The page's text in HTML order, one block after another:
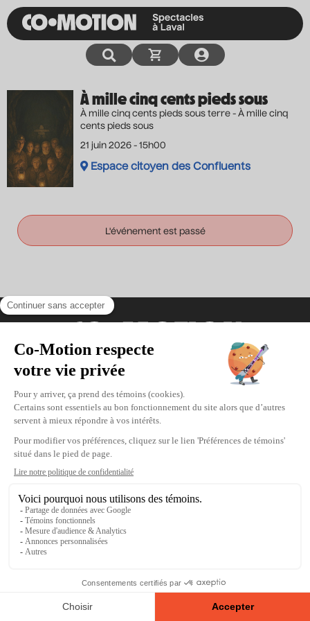
À mille cinq cents pieds sous
À mille cinq cents pieds sous terre - À mille cinq
cents pieds sous
21 juin 2026 - 15h00
Espace citoyen des Confluents
L'événement est passé
Coordonnées
475, boul. de l’Avenir, Laval, Québec, H7N
5H9
Téléphone : 1-450-667-2040
Courriel :info@co-motion.ca
À propos de Co-Motion
Nous joindre
Politique d'achat
Modifier vos préférences de témoins